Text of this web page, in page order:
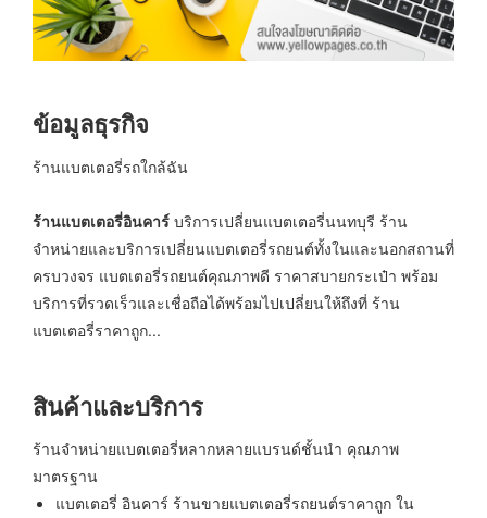
ข้อมูลธุรกิจ
ร้านแบตเตอรี่รถใกล้ฉัน
ร้านแบตเตอรี่อินคาร์ บริการเปลี่ยนแบตเตอรี่นนทบุรี ร้าน
จำหน่ายและบริการเปลี่ยนแบตเตอรี่รถยนต์ทั้งในและนอกสถานที่
ครบวงจร แบตเตอรี่รถยนต์คุณภาพดี ราคาสบายกระเป๋า พร้อม
บริการที่รวดเร็วและเชื่อถือได้พร้อมไปเปลี่ยนให้ถึงที่ ร้าน
แบตเตอรี่ราคาถูก...
สินค้าและบริการ
ร้านจำหน่ายแบตเตอรี่หลากหลายแบรนด์ชั้นนำ คุณภาพ
มาตรฐาน
แบตเตอรี่ อินคาร์ ร้านขายแบตเตอรี่รถยนต์ราคาถูก ใน